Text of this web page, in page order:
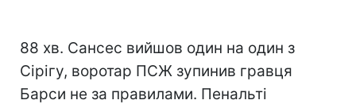
88 хв. Сансес вийшов один на один з
Сірігу, воротар ПСЖ зупинив гравця
Барси не за правилами. Пенальті